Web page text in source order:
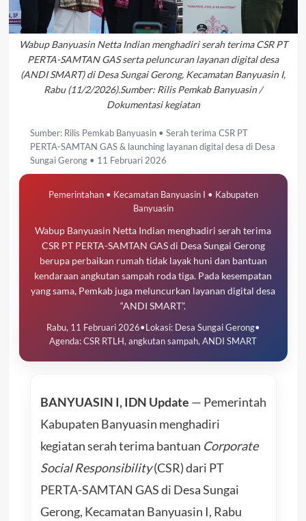
Wabup Banyuasin Netta Indian menghadiri serah terima CSR PT
PERTA-SAMTAN GAS serta peluncuran layanan digital desa
(ANDI SMART) di Desa Sungai Gerong, Kecamatan Banyuasin I,
Rabu (11/2/2026).Sumber: Rilis Pemkab Banyuasin /
Dokumentasi kegiatan
Sumber: Rilis Pemkab Banyuasin • Serah terima CSR PT
PERTA-SAMTAN GAS & launching layanan digital desa di Desa
Sungai Gerong • 11 Februari 2026
Pemerintahan • Kecamatan Banyuasin I • Kabupaten
Banyuasin
Wabup Banyuasin Netta Indian menghadiri serah terima
CSR PT PERTA-SAMTAN GAS di Desa Sungai Gerong
berupa perbaikan rumah tidak layak huni dan bantuan
kendaraan angkutan sampah roda tiga. Pada kesempatan
yang sama, Pemkab juga meluncurkan layanan digital desa
“ANDI SMART”.
Rabu, 11 Februari 2026•Lokasi: Desa Sungai Gerong•
Agenda: CSR RTLH, angkutan sampah, ANDI SMART
BANYUASIN I, IDN Update — Pemerintah
Kabupaten Banyuasin menghadiri
kegiatan serah terima bantuan Corporate
Social Responsibility(CSR) dari PT
PERTA-SAMTAN GAS di Desa Sungai
Gerong, Kecamatan Banyuasin I, Rabu